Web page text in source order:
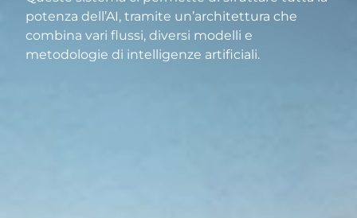
potenza dell’AI, tramite un’architettura che
combina vari flussi, diversi modelli e
metodologie di intelligenze artificiali.